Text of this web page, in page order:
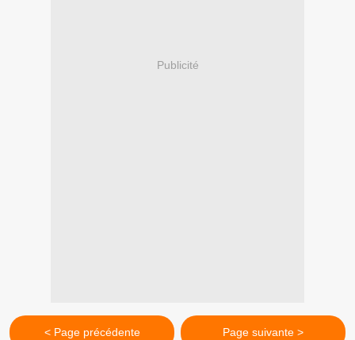
Publicité
< Page précédente Page suivante >